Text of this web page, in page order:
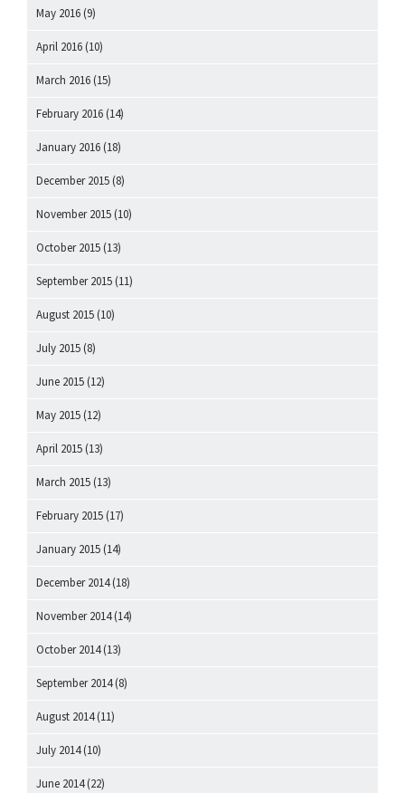
May 2016 (9)
April 2016 (10)
March 2016 (15)
February 2016 (14)
January 2016 (18)
December 2015 (8)
November 2015 (10)
October 2015 (13)
September 2015 (11)
August 2015 (10)
July 2015 (8)
June 2015 (12)
May 2015 (12)
April 2015 (13)
March 2015 (13)
February 2015 (17)
January 2015 (14)
December 2014(18)
November 2014(14)
October 2014(13)
September 2014(8)
August 2014(11)
July 2014(10)
June 2014(22)